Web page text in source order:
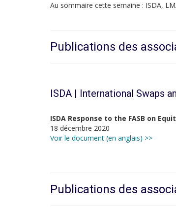
Au sommaire cette semaine : ISDA,
Publications des
ISDA | International Swaps
ISDA Response to the FASB on
18 décembre 2020
Voir le document (en anglais) >>
Publications des